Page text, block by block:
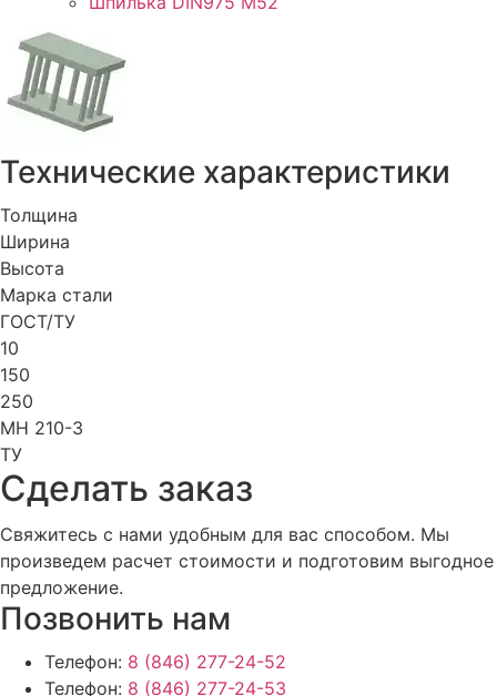
Технические характеристики
Толщина
Ширина
Высота
Марка стали
ГОСТ/ТУ
10
150
250
МН 210-3
ТУ
Cделать заказ
Свяжитесь с нами удобным для вас способом. Мы
произведем расчет стоимости и подготовим выгодное
предложение.
Позвонить нам
Телефон: 8 (846) 277-24-52
Телефон: 8 (846) 277-24-53